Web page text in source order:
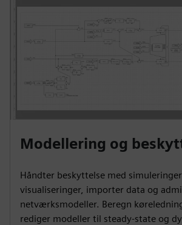
Modellering og
Håndter beskyttelse med
visualiseringer, importer data og
netværksmodeller. Beregn
rediger modeller til steady-state og